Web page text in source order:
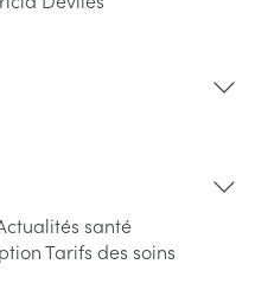
santé
Tarifs des soins